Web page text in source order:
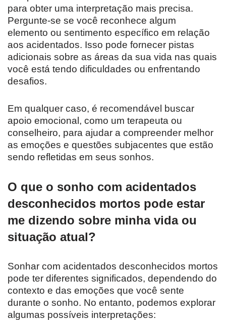
para obter uma interpretação mais precisa.
Pergunte-se se você reconhece algum
elemento ou sentimento específico em relação
aos acidentados. Isso pode fornecer pistas
adicionais sobre as áreas da sua vida nas quais
você está tendo dificuldades ou enfrentando
desafios.
Em qualquer caso, é recomendável buscar
apoio emocional, como um terapeuta ou
conselheiro, para ajudar a compreender melhor
as emoções e questões subjacentes que estão
sendo refletidas em seus sonhos.
O que o sonho com acidentados
desconhecidos mortos pode estar
me dizendo sobre minha vida ou
situação atual?
Sonhar com acidentados desconhecidos mortos
pode ter diferentes significados, dependendo do
contexto e das emoções que você sente
durante o sonho. No entanto, podemos explorar
algumas possíveis interpretações: